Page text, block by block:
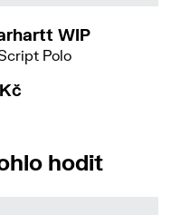
WIP
Polo
hodit